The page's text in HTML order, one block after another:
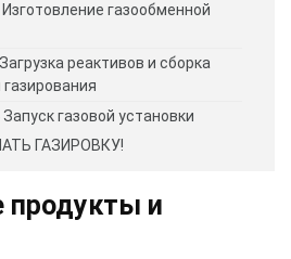
газообменной
реактивов и сборка
газовой установки
ГАЗИРОВКУ!
продукты и